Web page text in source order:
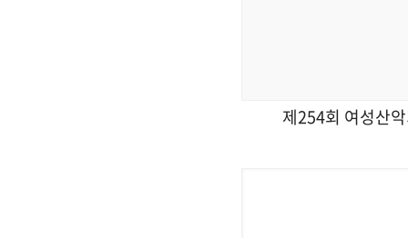
제254회 여성산